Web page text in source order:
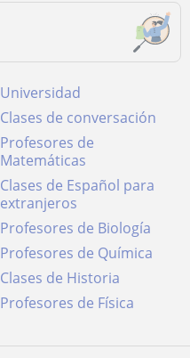
Universidad
Clases de conversación
Profesores de
Matemáticas
Clases de Español para
extranjeros
Profesores de Biología
Profesores de Química
Clases de Historia
Profesores de Física